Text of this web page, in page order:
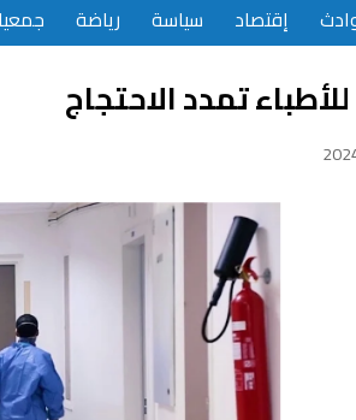
إقتصاد سياسة رياضة
تمدد الاحتجاج